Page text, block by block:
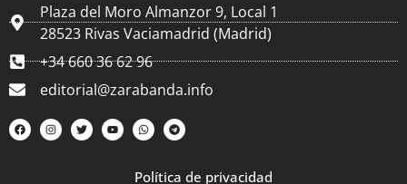
Plaza del Moro Almanzor 9, Local 1
28523 Rivas Vaciamadrid (Madrid)
+34 660 36 62 96
editorial@zarabanda.info
Política de privacidad